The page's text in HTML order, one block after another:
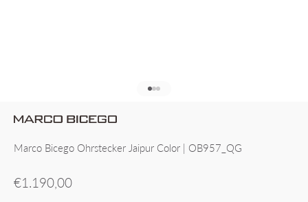
Marco Bicego Ohrstecker Jaipur Color | OB957_QG
Angebot
€1.190,00